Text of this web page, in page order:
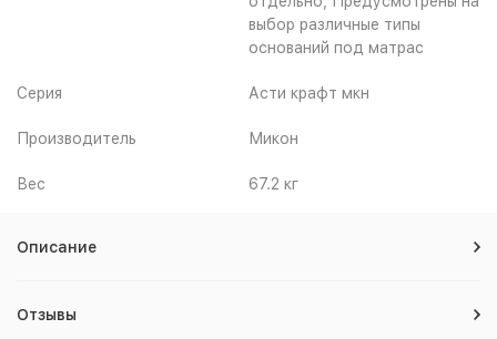
выбор различные типы
оснований под матрас
Серия Асти крафт мкн
Производитель Микон
Вес 67.2 кг
Описание
Отзывы